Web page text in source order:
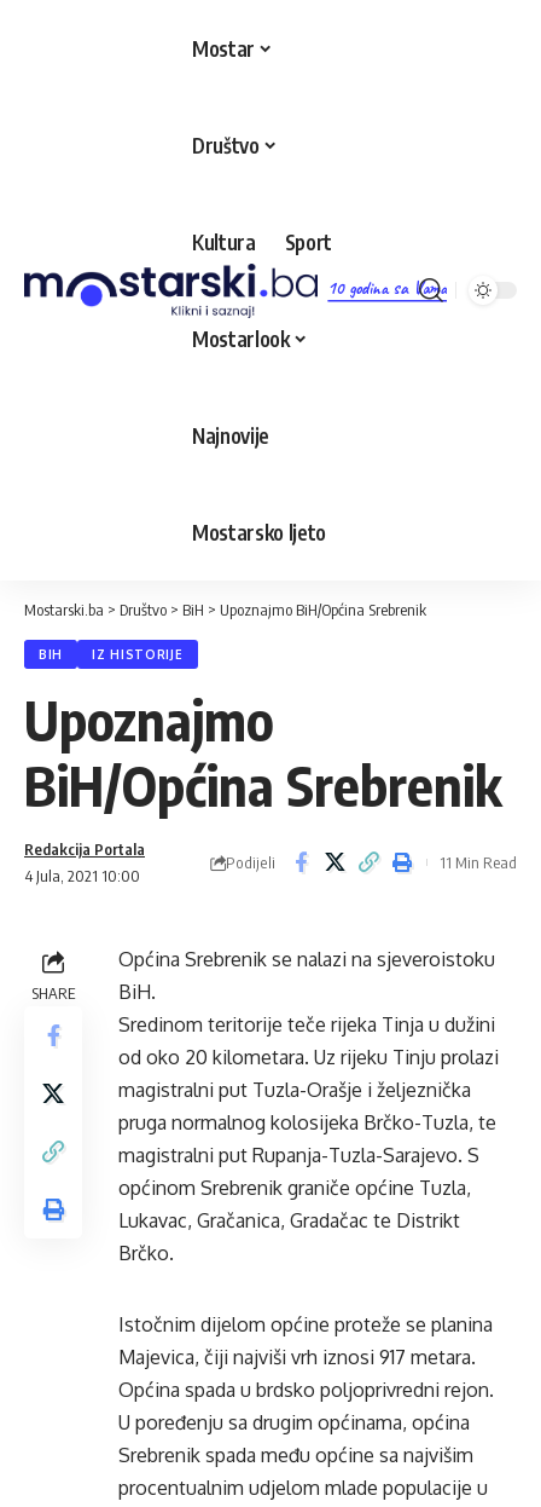
10 godina sa Vama
Mostar
Društvo
Kultura Sport
Mostarlook
Najnovije
Mostarsko ljeto
Mostarski.ba > Društvo > BiH > Upoznajmo BiH/Općina Srebrenik
BIH IZ HISTORIJE
Upoznajmo
BiH/Općina Srebrenik
4 Jula, 2021 10:00
Redakcija Portala
Podijeli 11 Min Read
SHARE
Općina Srebrenik se nalazi na sjeveroistoku
BiH.
Sredinom teritorije teče rijeka Tinja u dužini
od oko 20 kilometara. Uz rijeku Tinju prolazi
magistralni put Tuzla-Orašje i željeznička
pruga normalnog kolosijeka Brčko-Tuzla, te
magistralni put Rupanja-Tuzla-Sarajevo. S
općinom Srebrenik graniče općine Tuzla,
Lukavac, Gračanica, Gradačac te Distrikt
Brčko.
Istočnim dijelom općine proteže se planina
Majevica, čiji najviši vrh iznosi 917 metara.
Općina spada u brdsko poljoprivredni rejon.
U poređenju sa drugim općinama, općina
Srebrenik spada među općine sa najvišim
procentualnim udjelom mlade populacije u